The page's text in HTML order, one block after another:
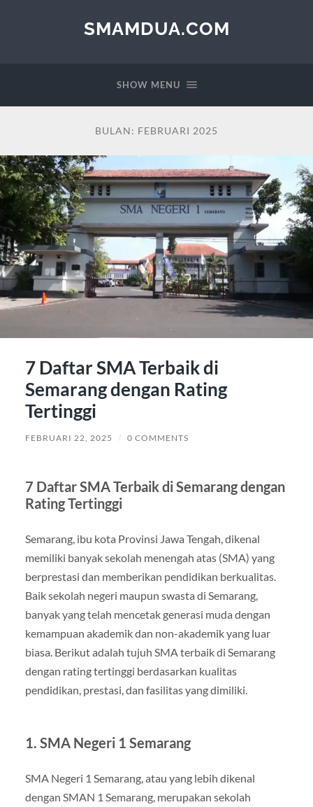
SMAMDUA.COM
SHOW MENU
BULAN: FEBRUARI 2025
7 Daftar SMA Terbaik di
Semarang dengan Rating
Tertinggi
FEBRUARI 22, 2025 / 0 COMMENTS
7 Daftar SMA Terbaik di Semarang dengan
Rating Tertinggi
Semarang, ibu kota Provinsi Jawa Tengah, dikenal
memiliki banyak sekolah menengah atas (SMA) yang
berprestasi dan memberikan pendidikan berkualitas.
Baik sekolah negeri maupun swasta di Semarang,
banyak yang telah mencetak generasi muda dengan
kemampuan akademik dan non-akademik yang luar
biasa. Berikut adalah tujuh SMA terbaik di Semarang
dengan rating tertinggi berdasarkan kualitas
pendidikan, prestasi, dan fasilitas yang dimiliki.
1. SMA Negeri 1 Semarang
SMA Negeri 1 Semarang, atau yang lebih dikenal
dengan SMAN 1 Semarang, merupakan sekolah